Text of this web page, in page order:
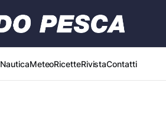
NauticaMeteoRicetteRivistaContatti